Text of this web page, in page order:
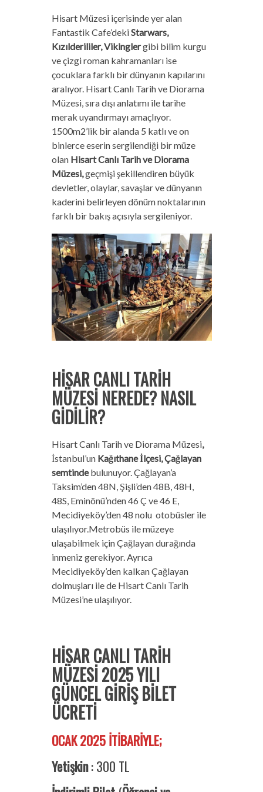
Hisart Müzesi içerisinde yer alan
Fantastik Cafe’dekiStarwars,
Kızılderililer, Vikinglergibi bilim kurgu
ve çizgi roman kahramanları ise
çocuklara farklı bir dünyanın kapılarını
aralıyor. Hisart Canlı Tarih ve Diorama
Müzesi, sıra dışı anlatımı ile tarihe
merak uyandırmayı amaçlıyor.
1500m2’lik bir alanda 5 katlı ve on
binlerce eserin sergilendiği bir müze
olan Hisart Canlı Tarih ve Diorama
Müzesi,geçmişi şekillendiren büyük
devletler, olaylar, savaşlar ve dünyanın
kaderini belirleyen dönüm noktalarının
farklı bir bakış açısıyla sergileniyor.
HİSAR CANLI TARİH
MÜZESİ NEREDE? NASIL
GİDİLİR?
Hisart Canlı Tarih ve Diorama Müzesi,
İstanbul’un Kağıthane İlçesi, Çağlayan
semtindebulunuyor. Çağlayan’a
Taksim’den 48N, Şişli’den 48B, 48H,
48S, Eminönü’nden 46 Ç ve 46 E,
Mecidiyeköy’den 48 nolu otobüsler ile
ulaşılıyor.Metrobüs ile müzeye
ulaşabilmek için Çağlayan durağında
inmeniz gerekiyor. Ayrıca
Mecidiyeköy’den kalkan Çağlayan
dolmuşları ile de Hisart Canlı Tarih
Müzesi’ne ulaşılıyor.
HİSAR CANLI TARİH
MÜZESİ 2025 YILI
GÜNCEL GİRİŞ BİLET
ÜCRETİ
OCAK 2025 İTİBARİYLE;
Yetişkin: 300 TL